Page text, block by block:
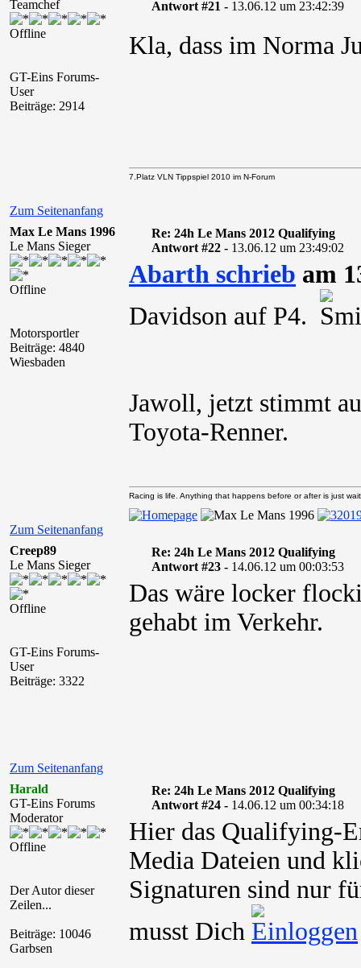
Teamchef
Offline
GT-Eins Forums-
User
Beiträge: 2914
Antwort #21 - 13.06.12 um 23:42:39
Kla, dass im Norma
Zum Seitenanfang
7.Platz VLN Tippspiel 2010 im N-Forum
Max Le Mans 1996
Le Mans Sieger
Offline
Motorsportler
Beiträge: 4840
Wiesbaden
Re: 24h Le Mans 2012 Qualifying
Antwort #22 - 13.06.12 um 23:49:02
Abarth schrieb am
Davidson auf P4.
Jawoll, jetzt stimmt
Toyota-Renner.
Zum Seitenanfang
Racing is life. Anything that happens before or after is just
Creep89
Le Mans Sieger
Offline
GT-Eins Forums-
User
Beiträge: 3322
Re: 24h Le Mans 2012 Qualifying
Antwort #23 - 14.06.12 um 00:03:53
Das wäre locker
gehabt im Verkehr.
Zum Seitenanfang
Harald
GT-Eins Forums
Moderator
Offline
Der Autor dieser
Zeilen...
Beiträge: 10046
Garbsen
Re: 24h Le Mans 2012 Qualifying
Antwort #24 - 14.06.12 um 00:34:18
Hier das Qualifying-
Media Dateien und
Signaturen sind nur
musst Dich